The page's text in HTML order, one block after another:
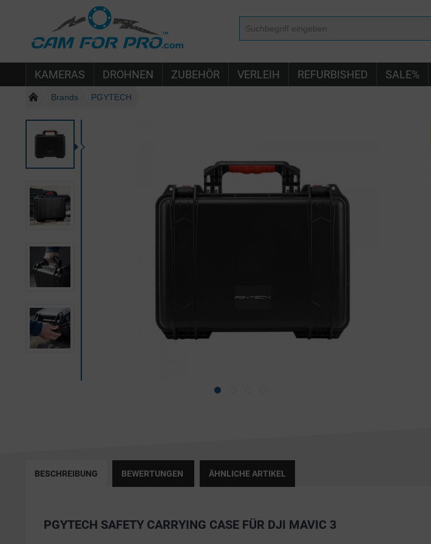
KAMERAS DROHNEN ZUBEHÖR VERLEIH REFURBISHED SALE%
Brands PGYTECH
BESCHREIBUNG BEWERTUNGEN ÄHNLICHE ARTIKEL
PGYTECH SAFETY CARRYING CASE FÜR DJI MAVIC 3